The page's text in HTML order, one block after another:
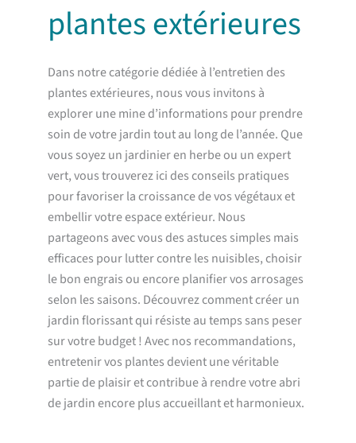
plantes extérieures
Dans notre catégorie dédiée à l’entretien des
plantes extérieures, nous vous invitons à
explorer une mine d’informations pour prendre
soin de votre jardin tout au long de l’année. Que
vous soyez un jardinier en herbe ou un expert
vert, vous trouverez ici des conseils pratiques
pour favoriser la croissance de vos végétaux et
embellir votre espace extérieur. Nous
partageons avec vous des astuces simples mais
efficaces pour lutter contre les nuisibles, choisir
le bon engrais ou encore planifier vos arrosages
selon les saisons. Découvrez comment créer un
jardin florissant qui résiste au temps sans peser
sur votre budget ! Avec nos recommandations,
entretenir vos plantes devient une véritable
partie de plaisir et contribue à rendre votre abri
de jardin encore plus accueillant et harmonieux.